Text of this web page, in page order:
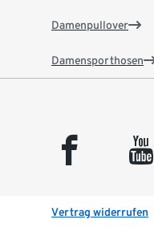
Damenpullover
Damensporthosen
facebook youtube
Vertrag widerrufen